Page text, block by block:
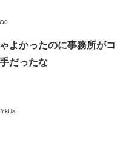
よかったのに事務所がコ
だったな